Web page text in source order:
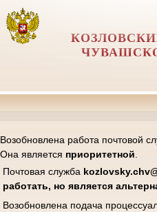
Возобновлена работа почтовой
Она является приоритетной
Почтовая служба kozlovsk
работать, но является
Возобновлена подача